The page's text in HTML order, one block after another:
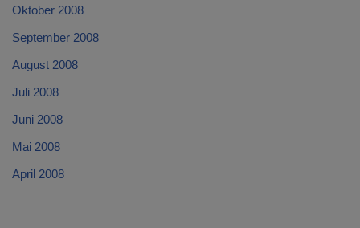
Oktober 2008
September 2008
August 2008
Juli 2008
Juni 2008
Mai 2008
April 2008